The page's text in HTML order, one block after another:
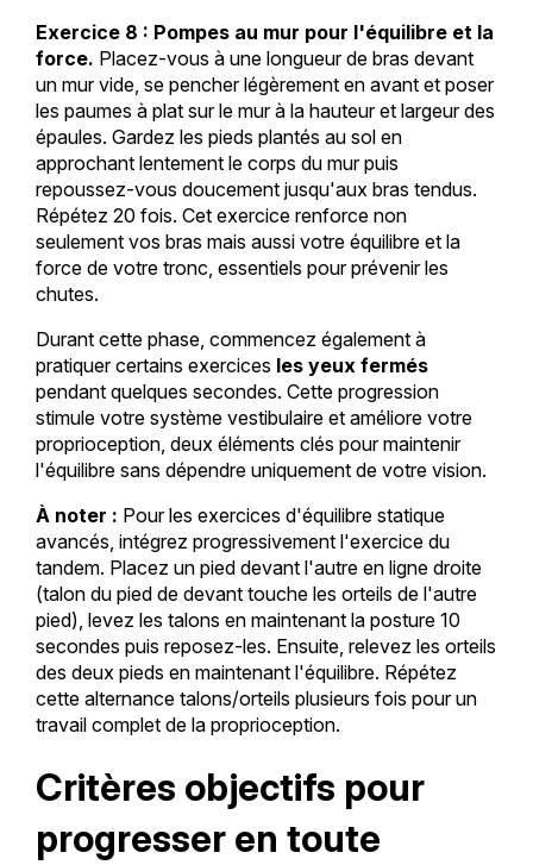
Exercice 8 : Pompes au mur pour l'équilibre et la
force. Placez-vous à une longueur de bras devant
un mur vide, se pencher légèrement en avant et poser
les paumes à plat sur le mur à la hauteur et largeur des
épaules. Gardez les pieds plantés au sol en
approchant lentement le corps du mur puis
repoussez-vous doucement jusqu'aux bras tendus.
Répétez 20 fois. Cet exercice renforce non
seulement vos bras mais aussi votre équilibre et la
force de votre tronc, essentiels pour prévenir les
chutes.
Durant cette phase, commencez également à
pratiquer certains exercices les yeux fermés
pendant quelques secondes. Cette progression
stimule votre système vestibulaire et améliore votre
proprioception, deux éléments clés pour maintenir
l'équilibre sans dépendre uniquement de votre vision.
À noter : Pour les exercices d'équilibre statique
avancés, intégrez progressivement l'exercice du
tandem. Placez un pied devant l'autre en ligne droite
(talon du pied de devant touche les orteils de l'autre
pied), levez les talons en maintenant la posture 10
secondes puis reposez-les. Ensuite, relevez les orteils
des deux pieds en maintenant l'équilibre. Répétez
cette alternance talons/orteils plusieurs fois pour un
travail complet de la proprioception.
Critères objectifs pour
progresser en toute